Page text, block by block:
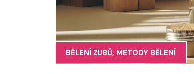
BĚLENÍ ZUBŮ, METODY BĚLENÍ